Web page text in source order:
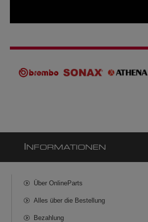
NFORMATIONEN
Über OnlineParts
Alles über die Bestellung
Bezahlung